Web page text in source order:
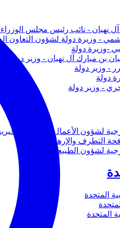
نهيان - نائب رئيس مجلس الوزراء
- وزيرة دولة لشؤون التعاون
-وزيرة دولة
بن مبارك آل نهيان - وزير دولة
- وزير دولة
دولة
- وزير دولة
لشؤون الأعمال والأعمال
التطرف والإرهاب
لشؤون الطبيعة
المتحدة
المتحدة